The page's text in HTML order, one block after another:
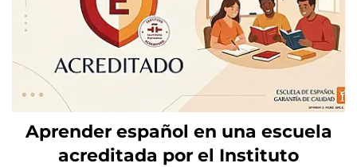
Aprender español en una escuela
acreditada por el Instituto